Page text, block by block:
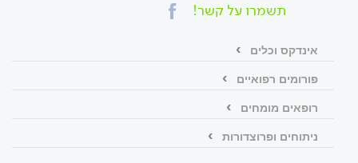
תשמרו על קשר!
אינדקס וכלים
פורומים רפואיים
רופאים מומחים
ניתוחים ופרוצדורות